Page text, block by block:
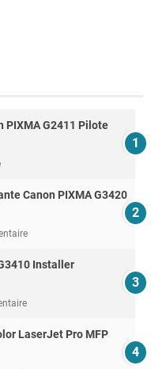
PIXMA G2411 Pilote
Canon PIXMA G3420
Installer
LaserJet Pro MFP